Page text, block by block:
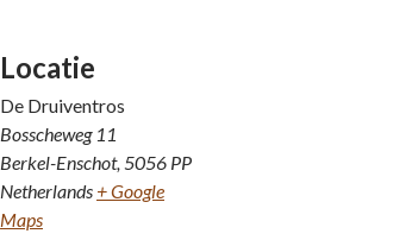
Locatie
De Druiventros
Bosscheweg 11
Berkel-Enschot, 5056 PP
Netherlands + Google
Maps